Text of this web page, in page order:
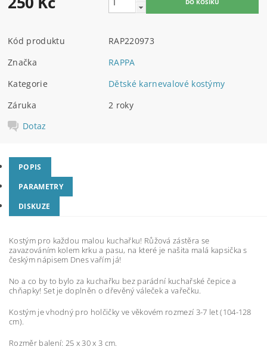
Kód produktu
RAP220973
Značka
RAPPA
Kategorie
Dětské karnevalové kostýmy
Záruka
2 roky
Dotaz
POPIS
PARAMETRY
DISKUZE
Kostým pro každou malou kuchařku! Růžová zástěra se
zavazováním kolem krku a pasu, na které je našita malá kapsička s
českým nápisem Dnes vařím já!
No a co by to bylo za kuchařku bez parádní kuchařské čepice a
chňapky! Set je doplněn o dřevěný váleček a vařečku.
Kostým je vhodný pro holčičky ve věkovém rozmezí 3-7 let (104-128
cm).
Rozměr balení: 25 x 30 x 3 cm.